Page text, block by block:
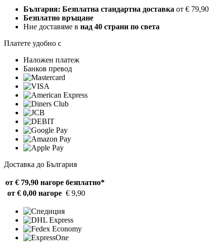
България: Безплатна стандартна доставка от € 79,90
Безплатно връщане
Ние доставяме в над 40 страни по света
Платете удобно с
Наложен платеж
Банков превод
Доставка до България
от € 79,90 нагоре безплатно*
от € 0,00 нагоре € 9,90